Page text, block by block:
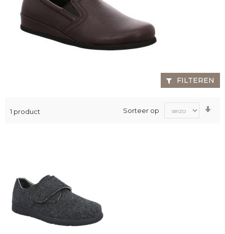
1 product Sorteer op
FILTEREN